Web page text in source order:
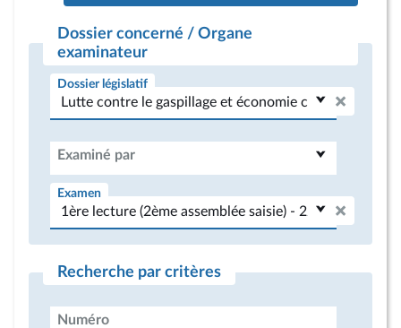
Dossier concerné / Organe
examinateur
Dossier législatif
Examiné par
Examen
Recherche par critères
Numéro